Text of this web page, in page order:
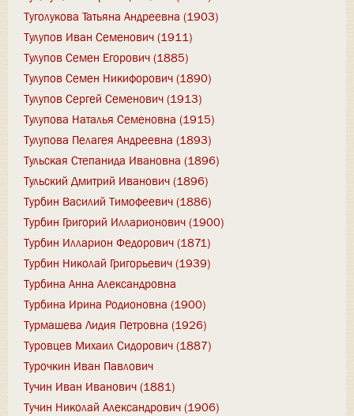
Туголукова Татьяна Андреевна (1903)
Тулупов Иван Семенович (1911)
Тулупов Семен Егорович (1885)
Тулупов Семен Никифорович (1890)
Тулупов Сергей Семенович (1913)
Тулупова Наталья Семеновна (1915)
Тулупова Пелагея Андреевна (1893)
Тульская Степанида Ивановна (1896)
Тульский Дмитрий Иванович (1896)
Турбин Василий Тимофеевич (1886)
Турбин Григорий Илларионович (1900)
Турбин Илларион Федорович (1871)
Турбин Николай Григорьевич (1939)
Турбина Анна Александровна
Турбина Ирина Родионовна (1900)
Турмашева Лидия Петровна (1926)
Туровцев Михаил Сидорович (1887)
Турочкин Иван Павлович
Тучин Иван Иванович (1881)
Тучин Николай Александрович (1906)